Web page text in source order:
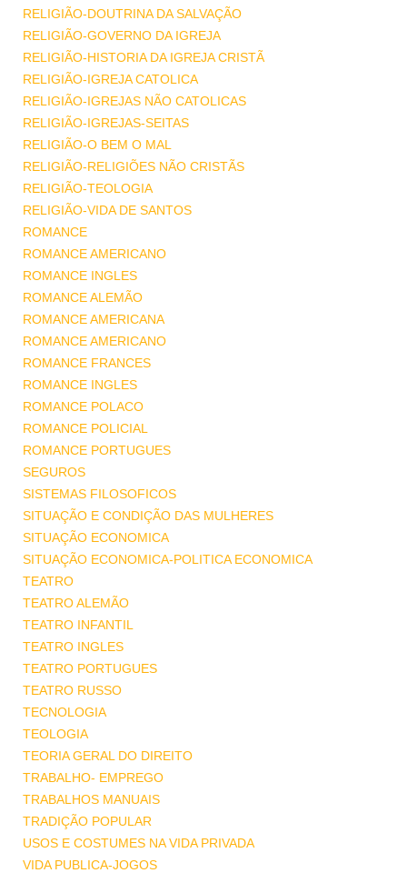
RELIGIÃO-DOUTRINA DA SALVAÇÃO
RELIGIÃO-GOVERNO DA IGREJA
RELIGIÃO-HISTORIA DA IGREJA CRISTÃ
RELIGIÃO-IGREJA CATOLICA
RELIGIÃO-IGREJAS NÃO CATOLICAS
RELIGIÃO-IGREJAS-SEITAS
RELIGIÃO-O BEM O MAL
RELIGIÃO-RELIGIÕES NÃO CRISTÃS
RELIGIÃO-TEOLOGIA
RELIGIÃO-VIDA DE SANTOS
ROMANCE
ROMANCE AMERICANO
ROMANCE INGLES
ROMANCE ALEMÃO
ROMANCE AMERICANA
ROMANCE AMERICANO
ROMANCE FRANCES
ROMANCE INGLES
ROMANCE POLACO
ROMANCE POLICIAL
ROMANCE PORTUGUES
SEGUROS
SISTEMAS FILOSOFICOS
SITUAÇÃO E CONDIÇÃO DAS MULHERES
SITUAÇÃO ECONOMICA
SITUAÇÃO ECONOMICA-POLITICA ECONOMICA
TEATRO
TEATRO ALEMÃO
TEATRO INFANTIL
TEATRO INGLES
TEATRO PORTUGUES
TEATRO RUSSO
TECNOLOGIA
TEOLOGIA
TEORIA GERAL DO DIREITO
TRABALHO- EMPREGO
TRABALHOS MANUAIS
TRADIÇÃO POPULAR
USOS E COSTUMES NA VIDA PRIVADA
VIDA PUBLICA-JOGOS